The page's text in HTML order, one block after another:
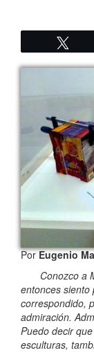
PorEugenio
Conozco a
entonces siento
correspondido,
admiración.
Puedo decir
esculturas,